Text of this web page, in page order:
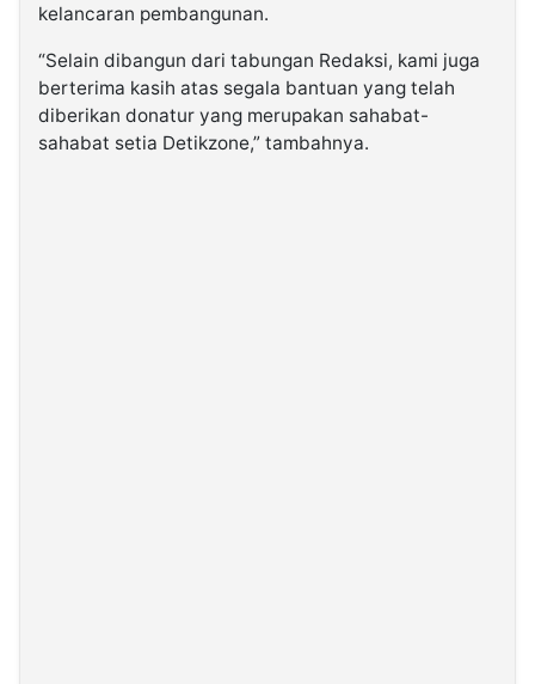
kelancaran pembangunan.
“Selain dibangun dari tabungan Redaksi, kami juga
berterima kasih atas segala bantuan yang telah
diberikan donatur yang merupakan sahabat-
sahabat setia Detikzone,” tambahnya.